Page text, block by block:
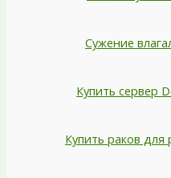
Сужение
Купить сервер
Купить раков